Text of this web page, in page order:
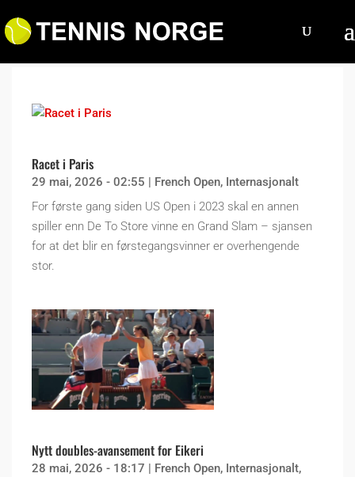
Racet i Paris
29 mai, 2026 - 02:55 | French Open, Internasjonalt
For første gang siden US Open i 2023 skal en annen
spiller enn De To Store vinne en Grand Slam – sjansen
for at det blir en førstegangsvinner er overhengende
stor.
Nytt doubles-avansement for Eikeri
28 mai, 2026 - 18:17 | French Open, Internasjonalt,